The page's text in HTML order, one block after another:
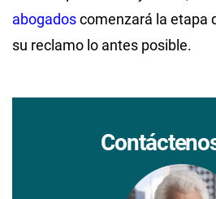
abogadoscomenzará la etapa
su reclamo lo antes posible.